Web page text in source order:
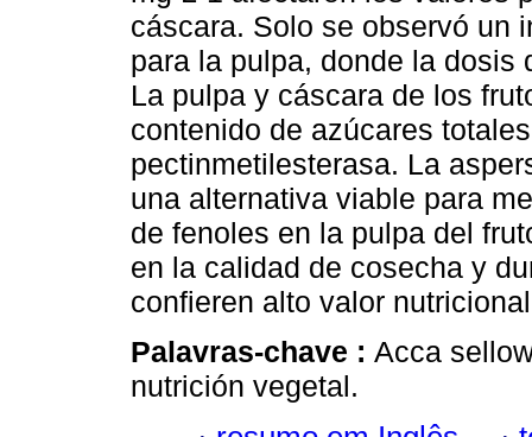
cáscara. Solo se observó un
para la pulpa, donde la dosis
La pulpa y cáscara de los
contenido de azúcares
pectinmetilesterasa. La
una alternativa viable para
de fenoles en la pulpa del
en la calidad de cosecha y
confieren alto valor
Palavras-chave : Acca
nutrición vegetal.